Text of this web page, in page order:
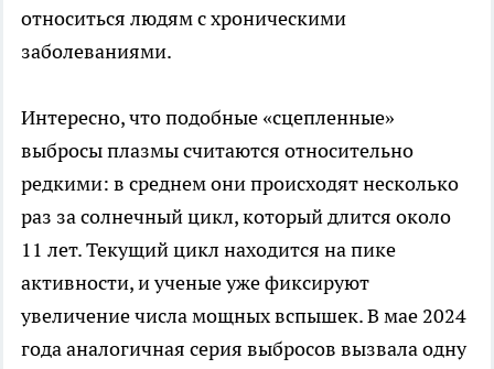
относиться людям с хроническими
заболеваниями.
Интересно, что подобные «сцепленные»
выбросы плазмы считаются относительно
редкими: в среднем они происходят несколько
раз за солнечный цикл, который длится около
11 лет. Текущий цикл находится на пике
активности, и ученые уже фиксируют
увеличение числа мощных вспышек. В мае 2024
года аналогичная серия выбросов вызвала одну